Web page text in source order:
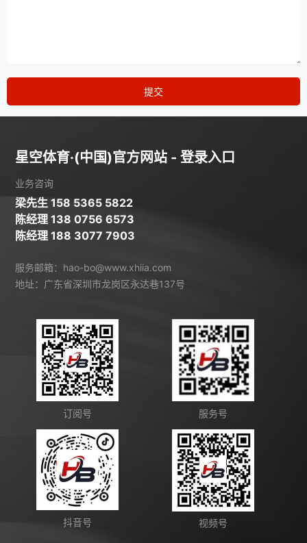
提交
星空体育·(中国)官方网站 - 登录入口
业务咨询
梁先生 158 5365 5822
陈经理 138 0756 6573
陈经理 188 3077 7903
服务邮箱：hao-bo@www.xhiia.com
地址：广东省深圳市龙岗区永达巷137号
订阅号 服务号
抖音号 视频号